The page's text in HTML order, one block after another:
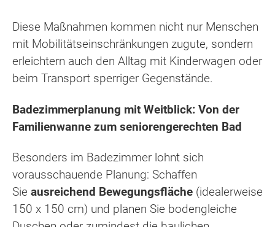
Diese Maßnahmen kommen nicht nur Menschen
mit Mobilitätseinschränkungen zugute, sondern
erleichtern auch den Alltag mit Kinderwagen oder
beim Transport sperriger Gegenstände.
Badezimmerplanung mit Weitblick: Von der
Familienwanne zum seniorengerechten Bad
Besonders im Badezimmer lohnt sich
vorausschauende Planung: Schaffen
Sie ausreichend Bewegungsfläche (idealerweise
150 x 150 cm) und planen Sie bodengleiche